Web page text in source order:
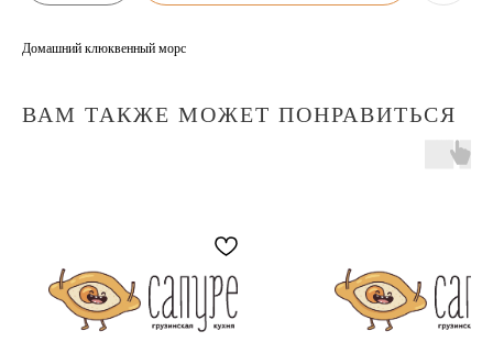
Домашний клюквенный морс
ВАМ ТАКЖЕ МОЖЕТ ПОНРАВИТЬСЯ